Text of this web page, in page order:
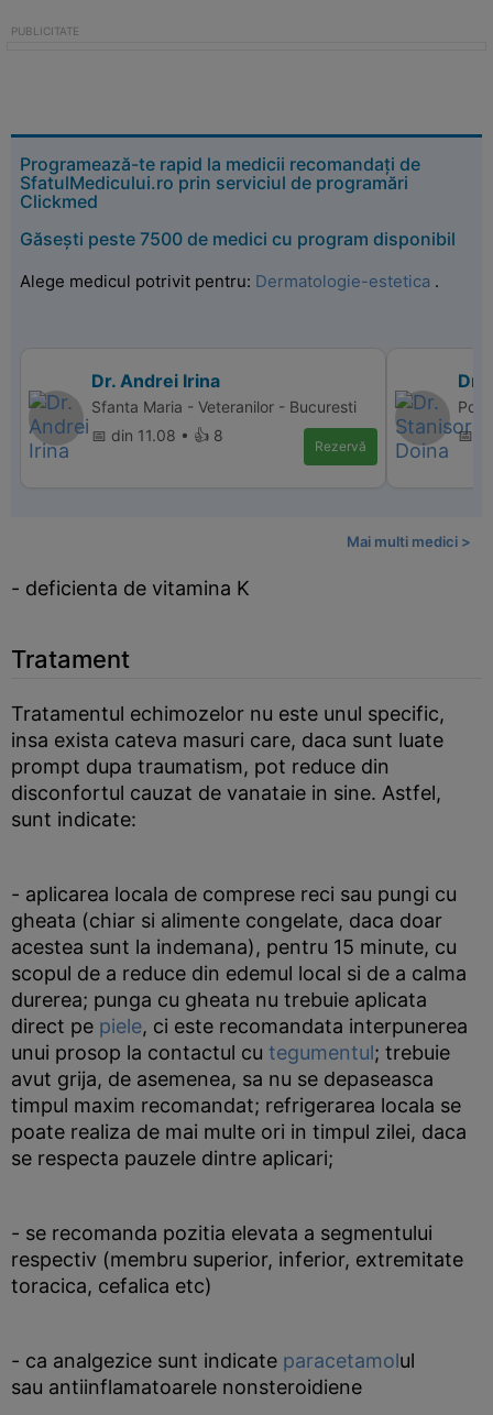
Programează-te rapid la medicii recomandați de
SfatulMedicului.ro prin serviciul de programări
Clickmed
Găsești peste 7500 de medici cu program disponibil
Alege medicul potrivit pentru: Dermatologie-estetica .
Dr. Andrei Irina
Sfanta Maria - Veteranilor - Bucuresti
📅 din 11.08 • 👍 8
Rezervă
Dr.
📅
Mai multi medici >
- deficienta de vitamina K
Tratament
Tratamentul echimozelor nu este unul specific,
insa exista cateva masuri care, daca sunt luate
prompt dupa traumatism, pot reduce din
disconfortul cauzat de vanataie in sine. Astfel,
sunt indicate:
- aplicarea locala de comprese reci sau pungi cu
gheata (chiar si alimente congelate, daca doar
acestea sunt la indemana), pentru 15 minute, cu
scopul de a reduce din edemul local si de a calma
durerea; punga cu gheata nu trebuie aplicata
direct pe piele, ci este recomandata interpunerea
unui prosop la contactul cu tegumentul; trebuie
avut grija, de asemenea, sa nu se depaseasca
timpul maxim recomandat; refrigerarea locala se
poate realiza de mai multe ori in timpul zilei, daca
se respecta pauzele dintre aplicari;
- se recomanda pozitia elevata a segmentului
respectiv (membru superior, inferior, extremitate
toracica, cefalica etc)
- ca analgezice sunt indicate paracetamolul
sau antiinflamatoarele nonsteroidiene